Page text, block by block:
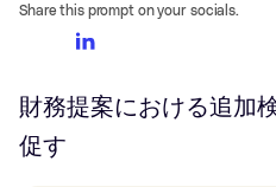
Share this prompt on your socials.
財務提案における追加
促す